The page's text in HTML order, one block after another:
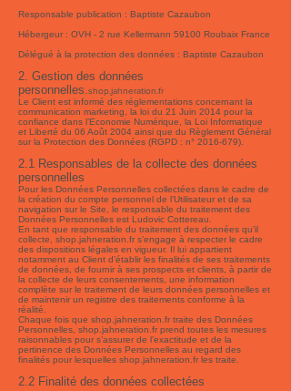
Responsable publication : Baptiste Cazaubon
Hébergeur : OVH - 2 rue Kellermann 59100 Roubaix France
Délégué à la protection des données : Baptiste Cazaubon
2. Gestion des données
personnelles. shop.jahneration.fr
Le Client est informé des réglementations concernant la
communication marketing, la loi du 21 Juin 2014 pour la
confiance dans l’Economie Numérique, la Loi Informatique
et Liberté du 06 Août 2004 ainsi que du Règlement Général
sur la Protection des Données (RGPD : n° 2016-679)
2.1 Responsables de la collecte des données
personnelles
Pour les Données Personnelles collectées dans le cadre de
la création du compte personnel de l’Utilisateur et de sa
navigation sur le Site, le responsable du traitement des
Données Personnelles est Ludovic Cottereau.
En tant que responsable du traitement des données qu’il
collecte, shop.jahneration.fr s’engage à respecter le cadre
des dispositions légales en vigueur. Il lui appartient
notamment au Client d’établir les finalités de ses traitements
de données, de fournir à ses prospects et clients, à partir de
la collecte de leurs consentements, une information
complète sur le traitement de leurs données personnelles et
de maintenir un registre des traitements conforme à la
réalité.
Chaque fois que shop.jahneration.fr traite des Données
Personnelles, shop.jahneration.fr prend toutes les mesures
raisonnables pour s’assurer de l’exactitude et de la
pertinence des Données Personnelles au regard des
finalités pour lesquelles shop.jahneration.fr les traite.
2.2 Finalité des données collectées